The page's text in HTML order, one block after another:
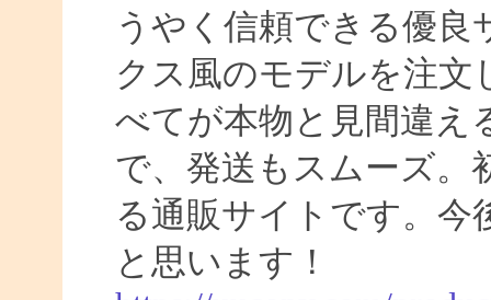
うやく信頼できる優
クス風のモデルを注文
べてが本物と見間違え
で、発送もスムーズ。
る通販サイトです。今
と思います！